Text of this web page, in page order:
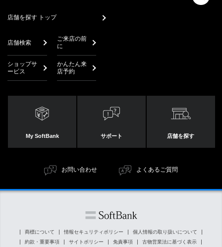
店舗を探す トップ
店舗検索
ご来店の前
に
ショップサ
ービス
かんたん来
店予約
My SoftBank サポート 店舗を探す
お問い合わせ よくあるご質問
商標について 情報セキュリティポリシー
個人情報の取り扱いについて
約款・重要事項
サイトポリシー 免責事項 古物営業法に基づく表示